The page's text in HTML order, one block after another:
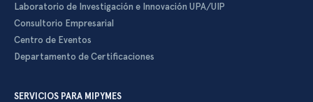
Laboratorio de Investigación e Innovación UPA/UIP
Consultorio Empresarial
Centro de Eventos
Departamento de Certificaciones
SERVICIOS PARA MIPYMES